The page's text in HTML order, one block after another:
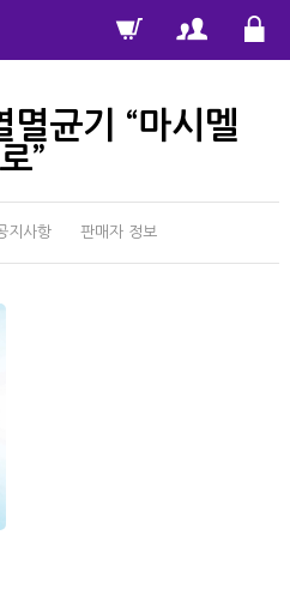
멸균기 “마시멜
로”
지사항 판매자 정보